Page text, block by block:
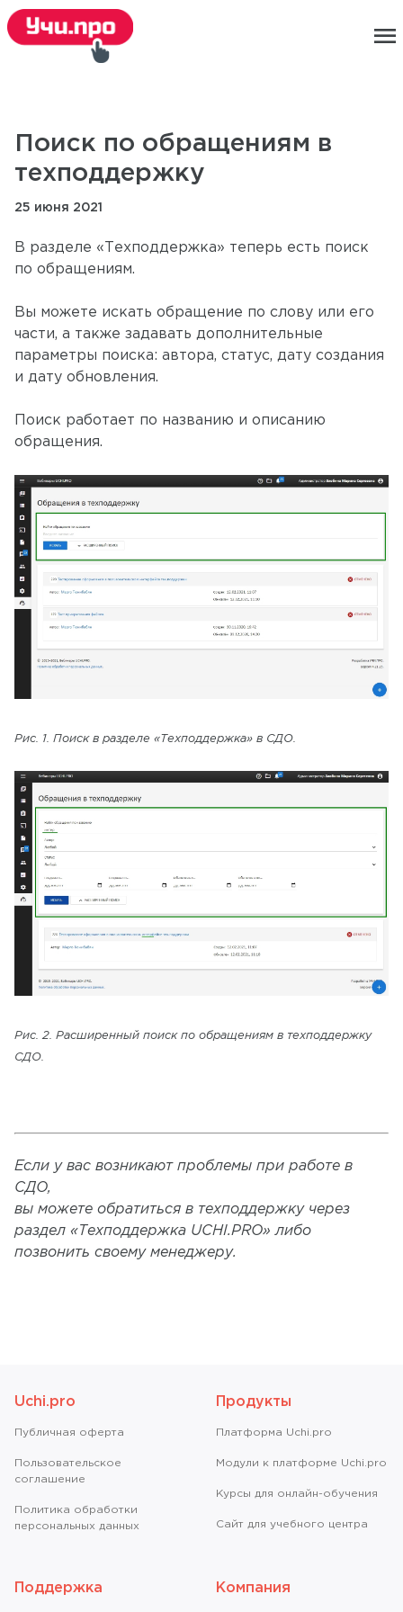
menu
Поиск по обращениям в
техподдержку
25 июня 2021
В разделе «Техподдержка» теперь есть поиск
по обращениям.
Вы можете искать обращение по слову или его
части, а также задавать дополнительные
параметры поиска: автора, статус, дату создания
и дату обновления.
Поиск работает по названию и описанию
обращения.
Рис. 1. Поиск в разделе «Техподдержка» в СДО.
Рис. 2. Расширенный поиск по обращениям в техподдержку
СДО.
Если у вас возникают проблемы при работе в
СДО,
вы можете обратиться в техподдержку через
раздел «Техподдержка UCHI.PRO» либо
позвонить своему менеджеру.
Uchi.pro
Публичная оферта
Пользовательское
соглашение
Политика обработки
персональных данных
Продукты
Платформа Uchi.pro
Модули к платформе Uchi.pro
Курсы для онлайн-обучения
Сайт для учебного центра
Поддержка Компания